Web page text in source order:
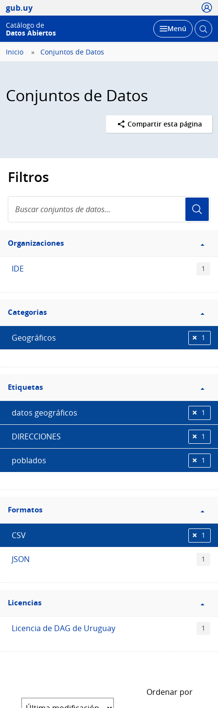
gub.uy
Catálogo de
Datos Abiertos
Desplegar
Menú Abrir
Inicio Conjuntos de Datos
Conjuntos de Datos
Compartir esta página
Filtros
conjuntos
de
Filtro
Organizaciones
Organizaciones
IDE 1
Filtro
Categorias
Categorias
Geográficos 1
Filtro
Etiquetas
Etiquetas
datos geográficos 1
DIRECCIONES 1
poblados 1
Filtro
Formatos
Formatos
CSV 1
JSON 1
Filtro
Licencias
Licencias
Licencia de DAG de Uruguay 1
Ordenar por